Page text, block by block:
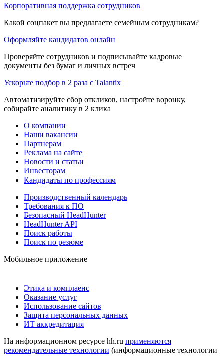
Корпоративная поддержка сотрудников
Какой соцпакет вы предлагаете семейным сотрудникам?
Оформляйте кандидатов онлайн
Проверяйте сотрудников и подписывайте кадровые
документы без бумаг и личных встреч
Ускорьте подбор в 2 раза с Talantix
Автоматизируйте сбор откликов, настройте воронку,
собирайте аналитику в 2 клика
О компании
Наши вакансии
Партнерам
Реклама на сайте
Новости и статьи
Инвесторам
Кандидаты по профессиям
Производственный календарь
Требования к ПО
Безопасный HeadHunter
HeadHunter API
Поиск работы
Поиск по резюме
Мобильное приложение
Этика и комплаенс
Оказание услуг
Использование сайтов
Защита персональных данных
ИТ аккредитация
На информационном ресурсе hh.ru применяются
рекомендательные технологии (информационные технологии